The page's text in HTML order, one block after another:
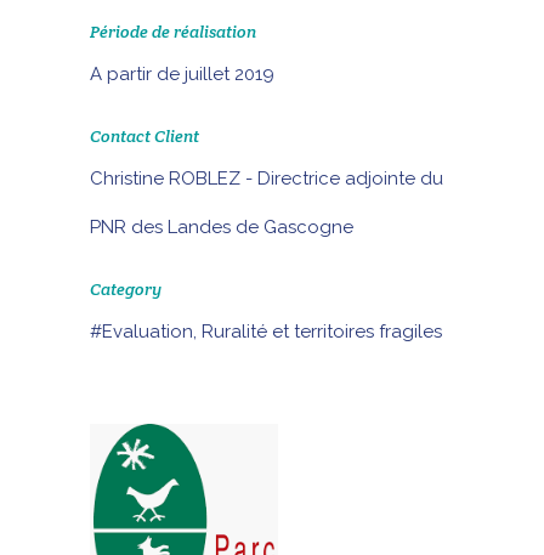
Période de réalisation
A partir de juillet 2019
Contact Client
Christine ROBLEZ - Directrice adjointe du
PNR des Landes de Gascogne
Category
#Evaluation, Ruralité et territoires fragiles